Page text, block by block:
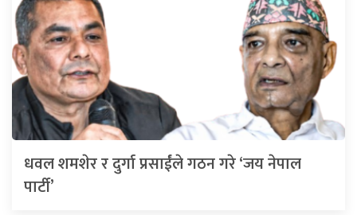
धवल शमशेर र दुर्गा प्रसाईंले गठन गरे ‘जय नेपाल
पार्टी’